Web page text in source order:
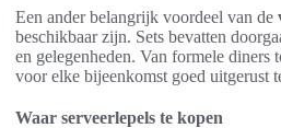
Een ander belangrijk voordeel van de
beschikbaar zijn. Sets bevatten
en gelegenheden. Van formele diners
voor elke bijeenkomst goed uitgerust
Waar serveerlepels te kopen